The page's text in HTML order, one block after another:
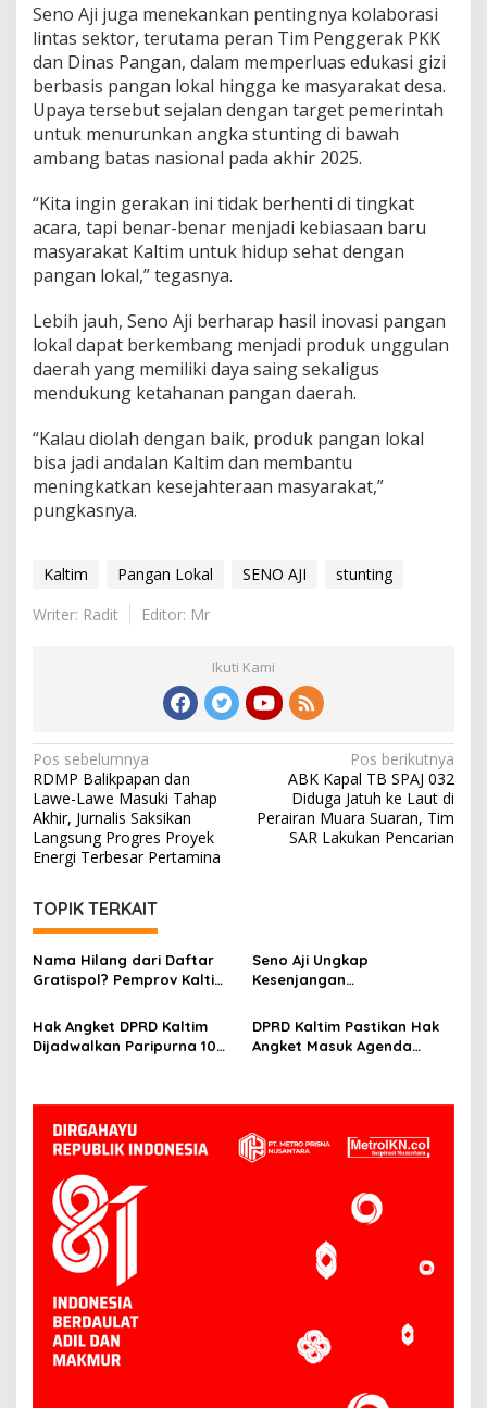
Seno Aji juga menekankan pentingnya kolaborasi
lintas sektor, terutama peran Tim Penggerak PKK
dan Dinas Pangan, dalam memperluas edukasi gizi
berbasis pangan lokal hingga ke masyarakat desa.
Upaya tersebut sejalan dengan target pemerintah
untuk menurunkan angka stunting di bawah
ambang batas nasional pada akhir 2025.
“Kita ingin gerakan ini tidak berhenti di tingkat
acara, tapi benar-benar menjadi kebiasaan baru
masyarakat Kaltim untuk hidup sehat dengan
pangan lokal,” tegasnya.
Lebih jauh, Seno Aji berharap hasil inovasi pangan
lokal dapat berkembang menjadi produk unggulan
daerah yang memiliki daya saing sekaligus
mendukung ketahanan pangan daerah.
“Kalau diolah dengan baik, produk pangan lokal
bisa jadi andalan Kaltim dan membantu
meningkatkan kesejahteraan masyarakat,”
pungkasnya.
Kaltim Pangan Lokal SENO AJI
stunting
Writer: Radit
Editor: Mr
Ikuti Kami
Navigasi
pos
Pos sebelumnya
RDMP Balikpapan dan
Lawe-Lawe Masuki Tahap
Akhir, Jurnalis Saksikan
Langsung Progres Proyek
Energi Terbesar Pertamina
Pos berikutnya
ABK Kapal TB SPAJ 032
Diduga Jatuh ke Laut di
Perairan Muara Suaran, Tim
SAR Lakukan Pencarian
TOPIK TERKAIT
Nama Hilang dari Daftar
Gratispol? Pemprov Kaltim
Penerima
Seno Aji Ungkap
Kesenjangan
Fokus Pembangunan ke
Depan
Hak Angket DPRD Kaltim
Dijadwalkan Paripurna 10
DPRD Kaltim Pastikan Hak
Angket Masuk Agenda